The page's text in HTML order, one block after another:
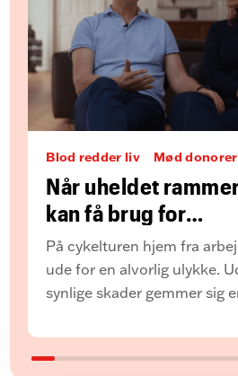
Blod redder liv Mød
Når uheldet
kan få brug for
bloddonorernes
På cykelturen hjem fra
ude for en alvorlig ulykke.
synlige skader gemmer sig
han for livet i respirator på
Rigshospitalets